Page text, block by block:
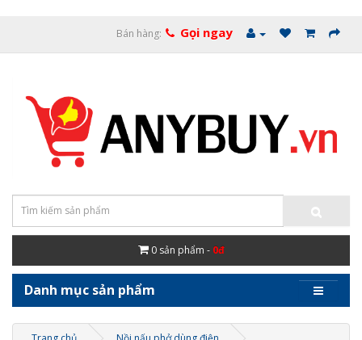
Bán hàng: Gọi ngay
0 sản phẩm - 0đ
Danh mục sản phẩm